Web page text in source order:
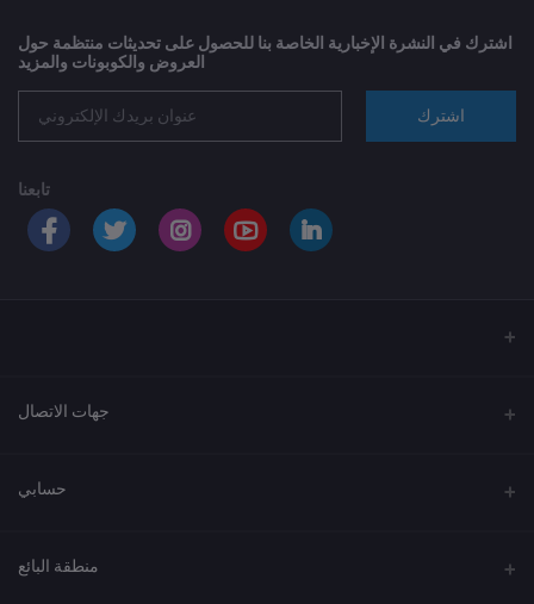
اشترك في النشرة الإخبارية الخاصة بنا للحصول على تحديثات منتظمة حول
العروض والكوبونات والمزيد
اشترك
تابعنا
جهات الاتصال
العنوان
920033037
حسابي
تسجيل الدخول
منطقة البائع